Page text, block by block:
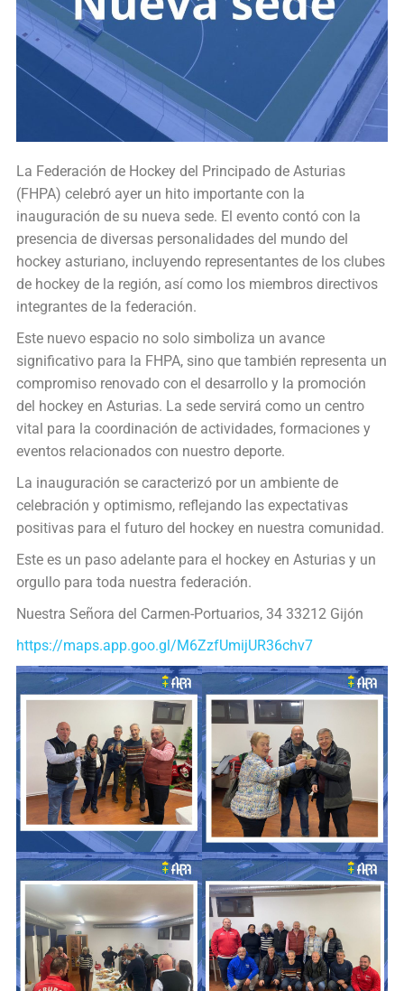
La Federación de Hockey del Principado de Asturias
(FHPA) celebró ayer un hito importante con la
inauguración de su nueva sede. El evento contó con la
presencia de diversas personalidades del mundo del
hockey asturiano, incluyendo representantes de los clubes
de hockey de la región, así como los miembros directivos
integrantes de la federación.
Este nuevo espacio no solo simboliza un avance
significativo para la FHPA, sino que también representa un
compromiso renovado con el desarrollo y la promoción
del hockey en Asturias. La sede servirá como un centro
vital para la coordinación de actividades, formaciones y
eventos relacionados con nuestro deporte.
La inauguración se caracterizó por un ambiente de
celebración y optimismo, reflejando las expectativas
positivas para el futuro del hockey en nuestra comunidad.
Este es un paso adelante para el hockey en Asturias y un
orgullo para toda nuestra federación.
Nuestra Señora del Carmen-Portuarios, 34 33212 Gijón
https://maps.app.goo.gl/M6ZzfUmijUR36chv7